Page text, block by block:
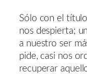
Sólo con el
nos despierta;
a nuestro ser
pide, casi nos
recuperar